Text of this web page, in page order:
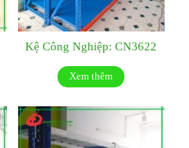
Kệ Công Nghiệp: CN3622
Xem thêm